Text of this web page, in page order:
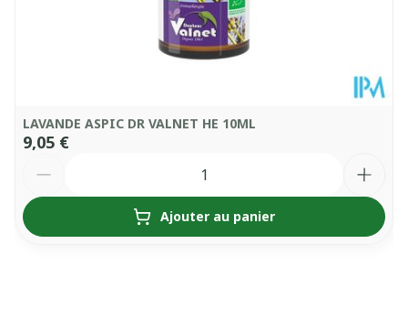
LAVANDE ASPIC DR VALNET HE 10ML
9,05 €
Ajouter au panier